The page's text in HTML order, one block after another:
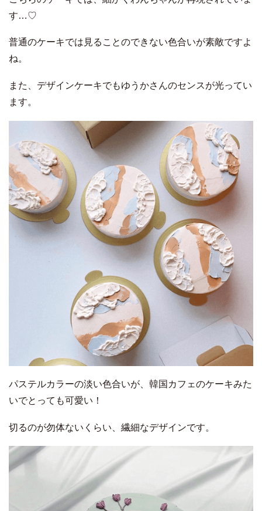
す…♡
普通のケーキでは見ることのできない色合いが素敵ですよ
ね。
また、デザインケーキでもゆうかさんのセンスが光ってい
ます。
パステルカラーの淡い色合いが、韓国カフェのケーキみた
いでとっても可愛い！
切るのが勿体ないくらい、繊細なデザインです。